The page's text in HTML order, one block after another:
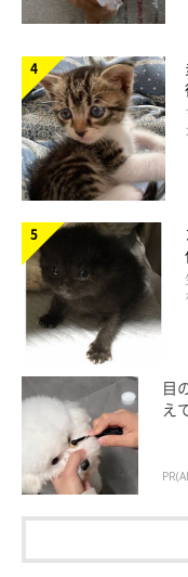
これでよろしいでしょ
村松さんの心の声「う
ふう・・・危なかった
すんぴの心の声「こい
村松さんの心の声「い
僕の心の声「いや、猫
ってくれよ・・・」
目
え